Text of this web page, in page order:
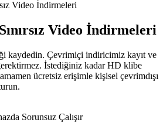
Video İndirmeleri
kaydedin. Çevrimiçi indiricimiz kayıt ve
İstediğiniz kadar HD klibe
ücretsiz erişimle kişisel çevrimdışı